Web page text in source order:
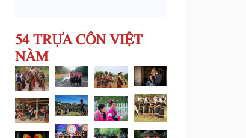
54 TRỰA CÔN VIỆT
NÀM